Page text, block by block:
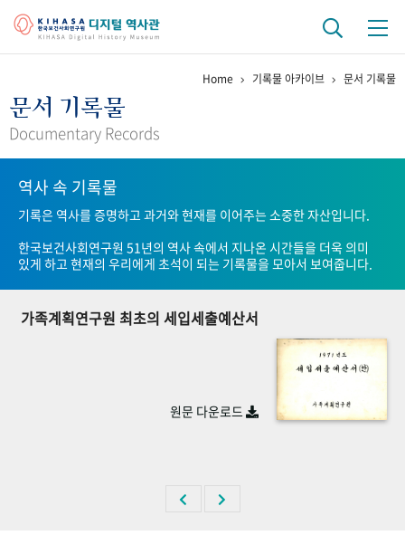
걸어온 길 기관 변천사
연구 역사
정책과 연구 키워드로 보는 연구 역사
연구자들
기록물 아카이브
사진 아카이브 문서 기록물 행정박물
숫자로 보는 50년 50+1주년 광장
Home 기록물 아카이브 문서 기록물
문서 기록물
Documentary Records
역사 속 기록물
기록은 역사를 증명하고 과거와 현재를 이어주는 소중한 자산입니다.
한국보건사회연구원 51년의 역사 속에서 지나온 시간들을 더욱 의미
있게 하고 현재의 우리에게 초석이 되는 기록물을 모아서 보여줍니다.
가족계획연구원 최초의 세입세출예산서
원문 다운로드